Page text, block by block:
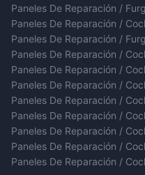
Paneles De Reparación /
Paneles De Reparación /
Paneles De Reparación /
Paneles De Reparación /
Paneles De Reparación /
Paneles De Reparación /
Paneles De Reparación /
Paneles De Reparación /
Paneles De Reparación /
Paneles De Reparación /
Paneles De Reparación /